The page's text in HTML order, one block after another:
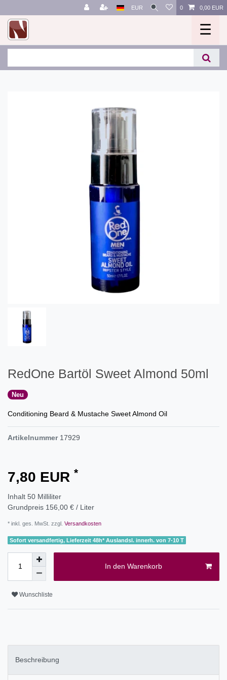
EUR 0 0,00 EUR
☰
RedOne Bartöl Sweet Almond 50ml
Neu
Conditioning Beard & Mustache Sweet Almond Oil
Artikelnummer 17929
7,80 EUR *
Inhalt 50 Milliliter
Grundpreis 156,00 € / Liter
* inkl. ges. MwSt. zzgl. Versandkosten
Sofort versandfertig, Lieferzeit 48h* Auslandsl. innerh. von 7-10 T
In den Warenkorb
Wunschliste
Beschreibung